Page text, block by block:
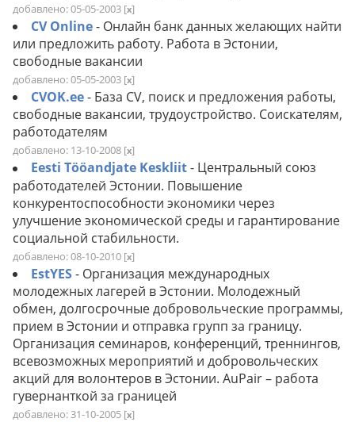
добавлено: 05-05-2003 [x]
CV Online- Онлайн банк данных желающих найти
или предложить работу. Работа в Эстонии,
свободные вакансии
добавлено: 05-05-2003 [x]
CVOK.ee- База CV, поиск и предложения работы,
свободные вакансии, трудоустройство. Соискателям,
работодателям
добавлено: 13-10-2008 [x]
Eesti Tööandjate Keskliit- Центральный союз
работодателей Эстонии. Повышение
конкурентоспособности экономики через
улучшение экономической среды и гарантирование
социальной стабильности.
добавлено: 08-10-2010 [x]
EstYES- Организация международных
молодежных лагерей в Эстонии. Молодежный
обмен, долгосрочные добровольческие программы,
прием в Эстонии и отправка групп за границу.
Организация семинаров, конференций, треннингов,
всевозможных мероприятий и добровольческих
акций для волонтеров в Эстонии. AuPair – работа
гувернанткой за границей
добавлено: 31-10-2005 [x]